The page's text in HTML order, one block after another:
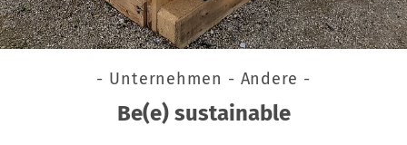
- Unternehmen - Andere -
Be(e) sustainable